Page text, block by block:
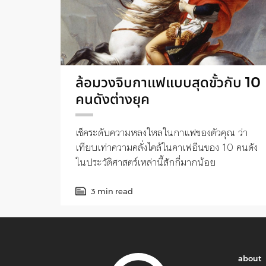
ล้อมวงจิบกาแฟแบบสุดขั้วกับ 10
คนดังต่างยุค
เช็คระดับความหลงใหลในกาแฟของตัวคุณ ว่า
เทียบเท่าความคลั่งไคล้ในคาเฟอีนของ 10 คนดัง
ในประวัติศาสตร์เหล่านี้สักกี่มากน้อย
3 min read
about